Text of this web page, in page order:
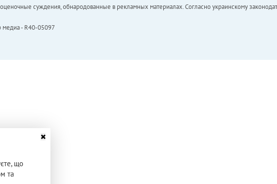
суждения, обнародованные в рекламных материалах. Согласно украинскому
медиа - R40-05097
що
та